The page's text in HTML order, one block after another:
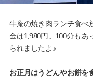
牛庵の焼き肉ランチ食べ
金は1,980円。100分もあ
られましたよ♪
お正月はうどんやお餅を